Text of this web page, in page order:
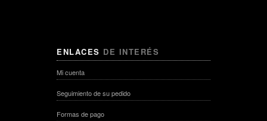
ENLACES DE INTERÉS
Mi cuenta
Seguimiento de su pedido
Formas de pago